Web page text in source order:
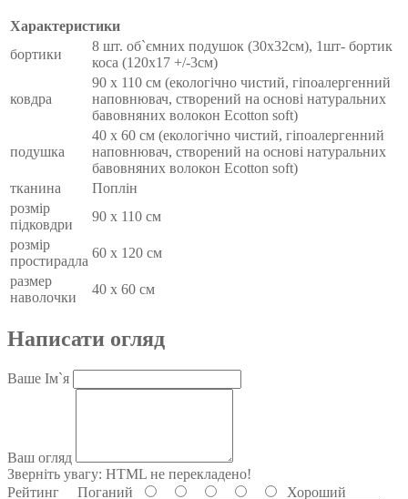
Характеристики
бортики
8 шт. об`ємних подушок (30х32см), 1шт- бортик
коса (120х17 +/-3см)
ковдра
90 x 110 см (екологічно чистий, гіпоалергенний
наповнювач, створений на основі натуральних
бавовняних волокон Есotton soft)
подушка
40 x 60 см (екологічно чистий, гіпоалергенний
наповнювач, створений на основі натуральних
бавовняних волокон Есotton soft)
тканина
Поплін
розмір
підковдри
90 x 110 см
розмір
простирадла
60 х 120 см
размер
наволочки
40 x 60 см
Написати огляд
Ваше Ім`я
Ваш огляд
Зверніть увагу: HTML не перекладено!
Рейтинг Поганий
Хороший